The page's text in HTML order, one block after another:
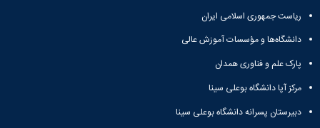
ریاست جمهوری اسلامی ایران
دانشگاه‌ها و مؤسسات آموزش عالی
پارک علم و فناوری همدان
مرکز آپا دانشگاه بوعلی سینا
دبیرستان پسرانه دانشگاه بوعلی سینا